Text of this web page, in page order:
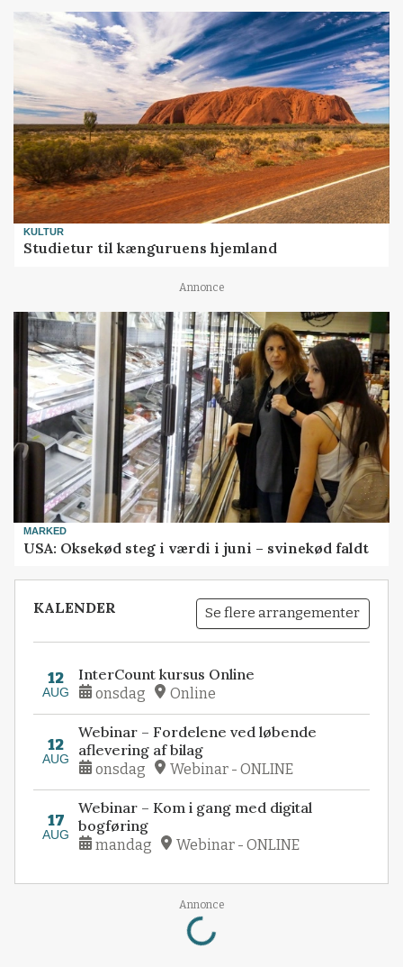
KULTUR
Studietur til kænguruens hjemland
Annonce
MARKED
USA: Oksekød steg i værdi i juni – svinekød faldt
KALENDER Se flere arrangementer
12
AUG
InterCount kursus Online
onsdag Online
12
AUG
Webinar – Fordelene ved løbende
aflevering af bilag
onsdag Webinar - ONLINE
17
AUG
Webinar – Kom i gang med digital
bogføring
mandag Webinar - ONLINE
Annonce
Loading...